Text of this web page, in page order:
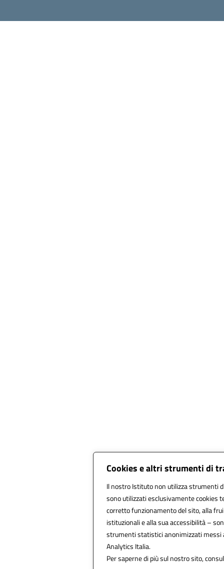
Cookies e altri strumenti di
Il nostro Istituto non utilizza strumenti
sono utilizzati esclusivamente cookies
corretto funzionamento del sito, alla
istituzionali e alla sua accessibilità –
strumenti statistici anonimizzati messi
Analytics Italia.
Per saperne di più sul nostro sito,